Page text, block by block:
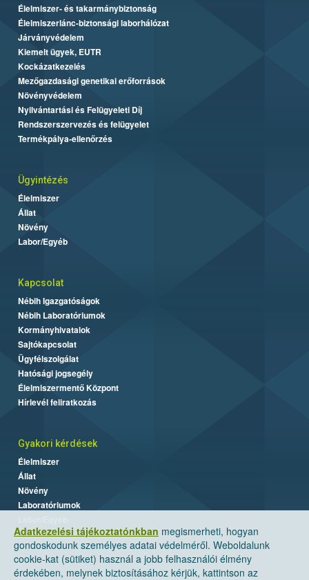
Adatkezelési tájékoztatónkban megismerheti, hogyan
gondoskodunk személyes adatai védelméről. Weboldalunk
cookie-kat (sütiket) használ a jobb felhasználói élmény
érdekében, melynek biztosításához kérjük, kattintson az
Élelmiszer- és takarmánybiztonság
Élelmiszerlánc-biztonsági laborhálózat
Járványvédelem
Kiemelt ügyek, EUTR
Kockázatkezelés
Mezőgazdasági genetikai erőforrások
Növényvédelem
Nyilvántartási és Felügyeleti Díj
Rendszerszervezés és felügyelet
Termékpálya-ellenőrzés
Ügyintézés
Élelmiszer
Állat
Növény
Labor/Egyéb
Kapcsolat
Nébih Igazgatóságok
Nébih Laboratóriumok
Kormányhivatalok
Sajtókapcsolat
Ügyfélszolgálat
Hatósági jogsegély
Élelmiszermentő Központ
Hírlevél feliratkozás
Gyakori kérdések
Élelmiszer
Állat
Növény
Laboratóriumok